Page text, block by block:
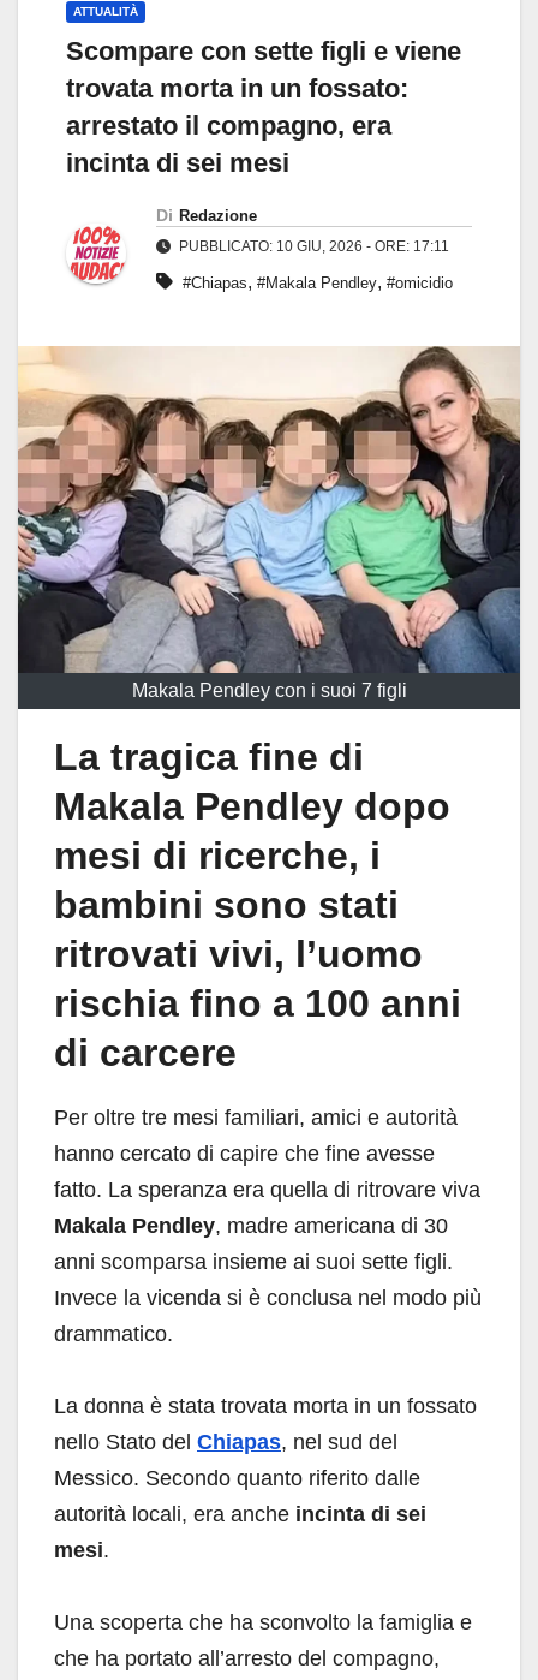
ATTUALITÀ
Scompare con sette figli e viene
trovata morta in un fossato:
arrestato il compagno, era
incinta di sei mesi
Di Redazione
PUBBLICATO: 10 GIU, 2026 - ORE: 17:11
#Chiapas, #Makala Pendley, #omicidio
Makala Pendley con i suoi 7 figli
La tragica fine di
Makala Pendley dopo
mesi di ricerche, i
bambini sono stati
ritrovati vivi, l’uomo
rischia fino a 100 anni
di carcere
Per oltre tre mesi familiari, amici e autorità
hanno cercato di capire che fine avesse
fatto. La speranza era quella di ritrovare viva
Makala Pendley, madre americana di 30
anni scomparsa insieme ai suoi sette figli.
Invece la vicenda si è conclusa nel modo più
drammatico.
La donna è stata trovata morta in un fossato
nello Stato del Chiapas, nel sud del
Messico. Secondo quanto riferito dalle
autorità locali, era anche incinta di sei
mesi.
Una scoperta che ha sconvolto la famiglia e
che ha portato all’arresto del compagno,